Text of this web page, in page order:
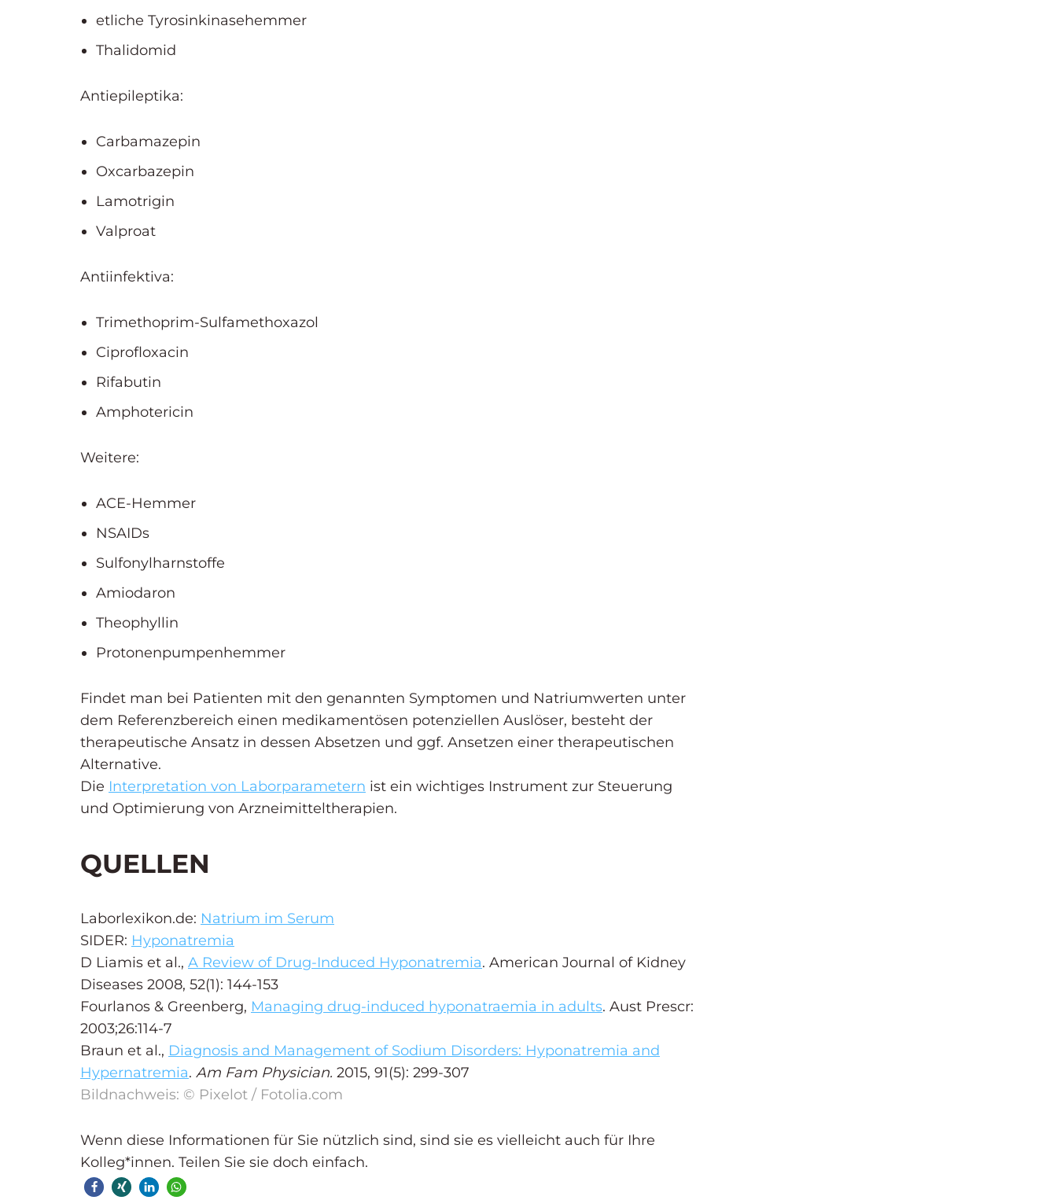
etliche Tyrosinkinasehemmer
Thalidomid
Antiepileptika:
Carbamazepin
Oxcarbazepin
Lamotrigin
Valproat
Antiinfektiva:
Trimethoprim-Sulfamethoxazol
Ciprofloxacin
Rifabutin
Amphotericin
Weitere:
ACE-Hemmer
NSAIDs
Sulfonylharnstoffe
Amiodaron
Theophyllin
Protonenpumpenhemmer
Findet man bei Patienten mit den genannten Symptomen und Natriumwerten unter
dem Referenzbereich einen medikamentösen potenziellen Auslöser, besteht der
therapeutische Ansatz in dessen Absetzen und ggf. Ansetzen einer therapeutischen
Alternative.
Die Interpretation von Laborparametern ist ein wichtiges Instrument zur Steuerung
und Optimierung von Arzneimitteltherapien.
QUELLEN
Laborlexikon.de: Natrium im Serum
SIDER: Hyponatremia
D Liamis et al., A Review of Drug-Induced Hyponatremia. American Journal of Kidney
Diseases 2008, 52(1): 144-153
Fourlanos & Greenberg, Managing drug-induced hyponatraemia in adults. Aust Prescr:
2003;26:114-7
Braun et al., Diagnosis and Management of Sodium Disorders: Hyponatremia and
Hypernatremia. Am Fam Physician. 2015, 91(5): 299-307
Bildnachweis: © Pixelot / Fotolia.com
Wenn diese Informationen für Sie nützlich sind, sind sie es vielleicht auch für Ihre
Kolleg*innen. Teilen Sie sie doch einfach.